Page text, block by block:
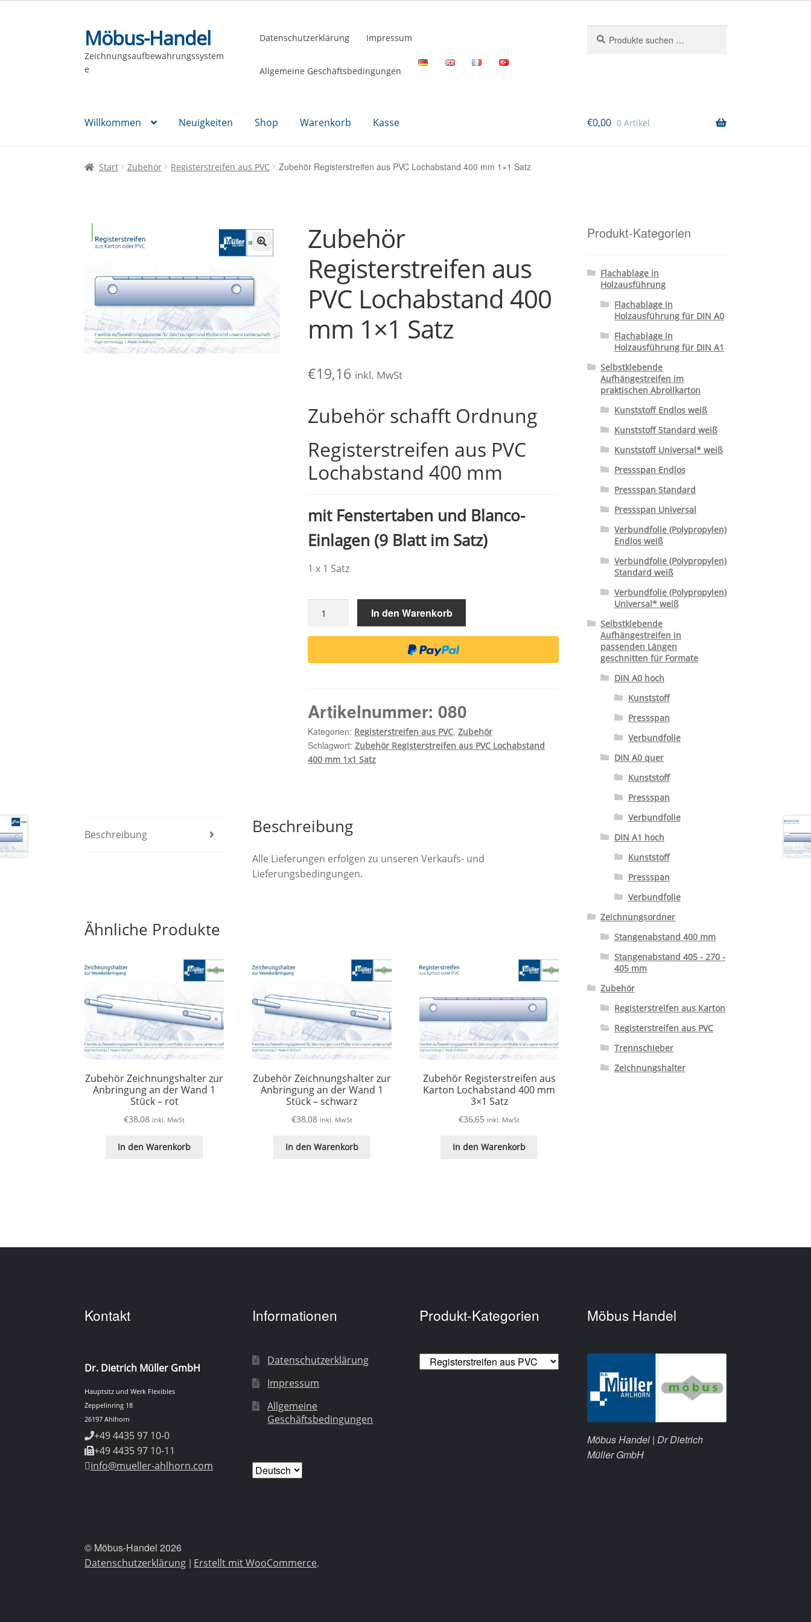
Zur
Navigation
springen
Zum
Inhalt
springen
Möbus-Handel
Zeichnungsaufbewahrungssystem
e
Datenschutzerklärung Impressum
Allgemeine Geschäftsbedingungen
nach:
Willkommen Neuigkeiten Shop Warenkorb Kasse €0,00 0 Artikel
Start Zubehör Registerstreifen aus PVC Zubehör Registerstreifen aus PVC Lochabstand 400 mm 1×1 Satz
Zubehör
Registerstreifen aus
PVC Lochabstand 400
mm 1×1 Satz
€19,16 inkl. MwSt
Zubehör schafft Ordnung
Registerstreifen aus PVC
Lochabstand 400 mm
mit Fenstertaben und Blanco-
Einlagen (9 Blatt im Satz)
1 x 1 Satz
Registerstreifen
aus
Lochabstand
1x1
Satz
Menge
In den Warenkorb
Artikelnummer:080
Kategorien: Registerstreifen aus PVC,Zubehör
Schlagwort:Zubehör Registerstreifen aus PVC Lochabstand
400 mm 1x1 Satz
Beschreibung Beschreibung
Alle Lieferungen erfolgen zu unseren Verkaufs- und
Lieferungsbedingungen.
Ähnliche Produkte
Zubehör Zeichnungshalter zur
Anbringung an der Wand 1
Stück – rot
€38,08 inkl. MwSt
In den Warenkorb
Zubehör Zeichnungshalter zur
Anbringung an der Wand 1
Stück – schwarz
€38,08 inkl. MwSt
In den Warenkorb
Zubehör Registerstreifen aus
Karton Lochabstand 400 mm
3×1 Satz
€36,65 inkl. MwSt
In den Warenkorb
Produkt-Kategorien
Flachablage in
Holzausführung
Flachablage in
Holzausführung für DIN A0
Flachablage in
Holzausführung für DIN A1
Selbstklebende
Aufhängestreifen im
praktischen Abrollkarton
Kunststoff Endlos weiß
Kunststoff Standard weiß
Kunststoff Universal* weiß
Pressspan Endlos
Pressspan Standard
Pressspan Universal
Verbundfolie (Polypropylen)
Endlos weiß
Verbundfolie (Polypropylen)
Standard weiß
Verbundfolie (Polypropylen)
Universal* weiß
Selbstklebende
Aufhängestreifen in
passenden Längen
geschnitten für Formate
DIN A0 hoch
Kunststoff
Pressspan
Verbundfolie
DIN A0 quer
Kunststoff
Pressspan
Verbundfolie
DIN A1 hoch
Kunststoff
Pressspan
Verbundfolie
Zeichnungsordner
Stangenabstand 400 mm
Stangenabstand 405 - 270 -
405 mm
Zubehör
Registerstreifen aus Karton
Registerstreifen aus PVC
Trennschieber
Zeichnungshalter
Kontakt
Dr. Dietrich Müller GmbH
Hauptsitz und Werk Flexibles
Zeppelinring 18
26197 Ahlhorn
+49 4435 97 10-0
+49 4435 97 10-11
info@mueller-ahlhorn.com
Informationen
Datenschutzerklärung
Impressum
Allgemeine
Geschäftsbedingungen
Sprache
Produkt-Kategorien Möbus Handel
Möbus Handel | Dr Dietrich
Müller GmbH
© Möbus-Handel 2026
Datenschutzerklärung Erstellt mit WooCommerce.